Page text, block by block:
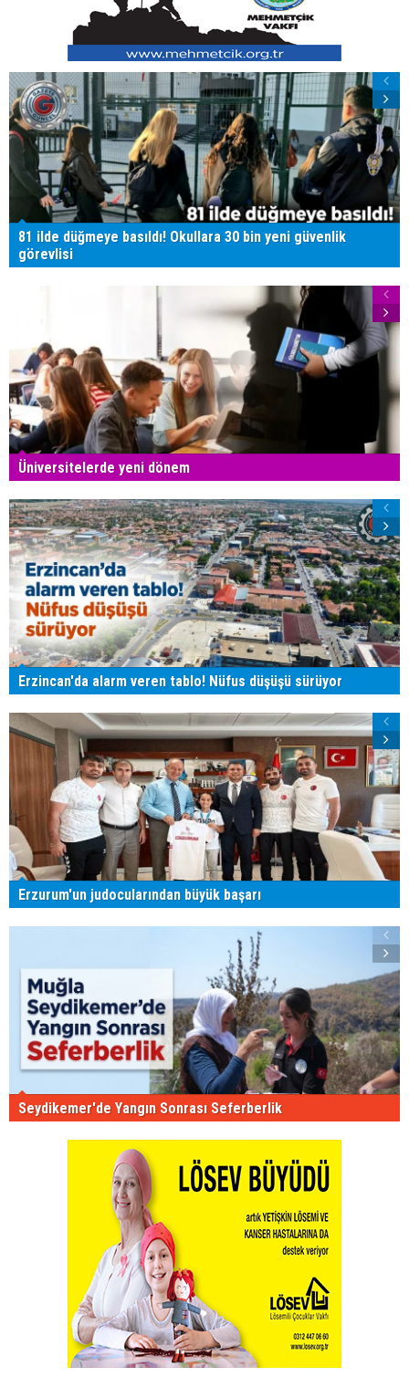
81 ilde düğmeye basıldı! Okullara 30 bin yeni güvenlik
görevlisi
Üniversitelerde yeni dönem
Erzincan'da alarm veren tablo! Nüfus düşüşü sürüyor
Erzurum'un judocularından büyük başarı
Seydikemer'de Yangın Sonrası Seferberlik